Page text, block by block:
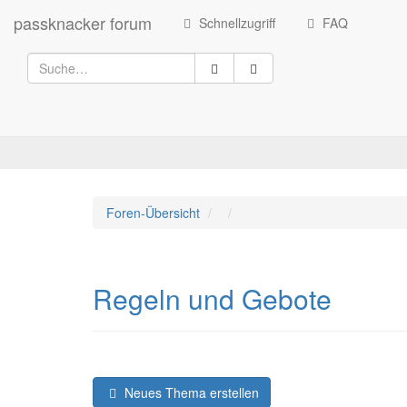
passknacker forum Schnellzugriff FAQ
Foren-Übersicht
Regeln und Gebote
Neues Thema erstellen